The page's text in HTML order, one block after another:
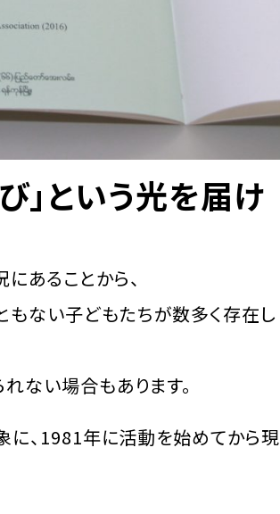
」という光を届け
あることから、
もない子どもたちが数多く存在し
ない場合もあります。
に、1981年に活動を始めてから現